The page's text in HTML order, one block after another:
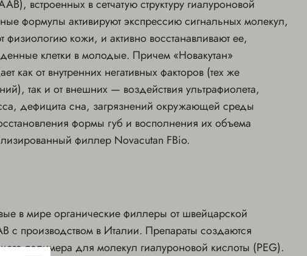
встроенных в сетчатую структуру гиалуроновой
формулы активируют экспрессию сигнальных молекул,
физиологию кожи, и активно восстанавливают ее,
клетки в молодые. Причем «Новакутан»
как от внутренних негативных факторов (тех же
так и от внешних — воздействия ультрафиолета,
дефицита сна, загрязнений окружающей среды
формы губ и восполнения их объема
филлер Novacutan FBio.
в мире органические филлеры от швейцарской
с производством в Италии. Препараты создаются
полимера для молекул гиалуроновой кислоты (PEG).